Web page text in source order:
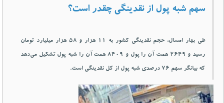
سهم شبه پول از نقدینگی چقدر است؟
طی بهار امسال، حجم نقدینگی کشور به ۱۱ هزار و ۵۸ هزار میلیارد تومان
رسید و ۲۶۴۹ همت آن را پول و ۸۴۰۹ همت آن را شبه پول تشکیل می‌دهد
که بیانگر سهم ۷۶ درصدی شبه پول از کل نقدینگی است.